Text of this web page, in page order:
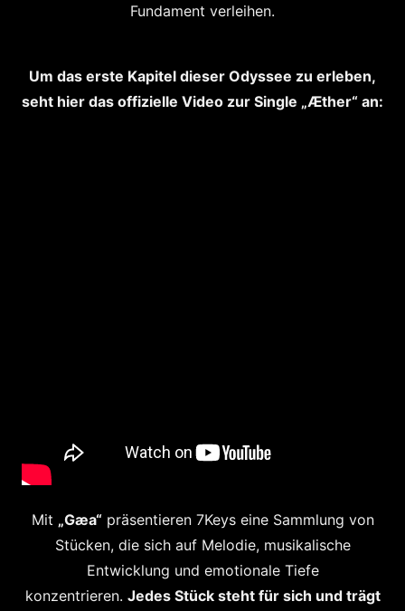
Fundament verleihen.
Um das erste Kapitel dieser Odyssee zu erleben,
seht hier das offizielle Video zur Single „Æther“ an:
Mit „Gæa“präsentieren 7Keys eine Sammlung von
Stücken, die sich auf Melodie, musikalische
Entwicklung und emotionale Tiefe
konzentrieren. Jedes Stück steht für sich und trägt